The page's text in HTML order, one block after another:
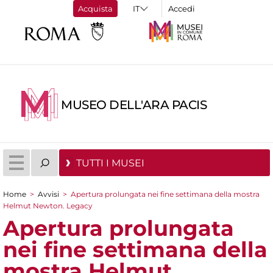
Acquista Accedi
MUSEO DELL'ARA PACIS
TUTTI I MUSEI
Tu sei qui
Home > Avvisi > Apertura prolungata nei fine settimana della mostra
Helmut Newton. Legacy
Apertura prolungata
nei fine settimana della